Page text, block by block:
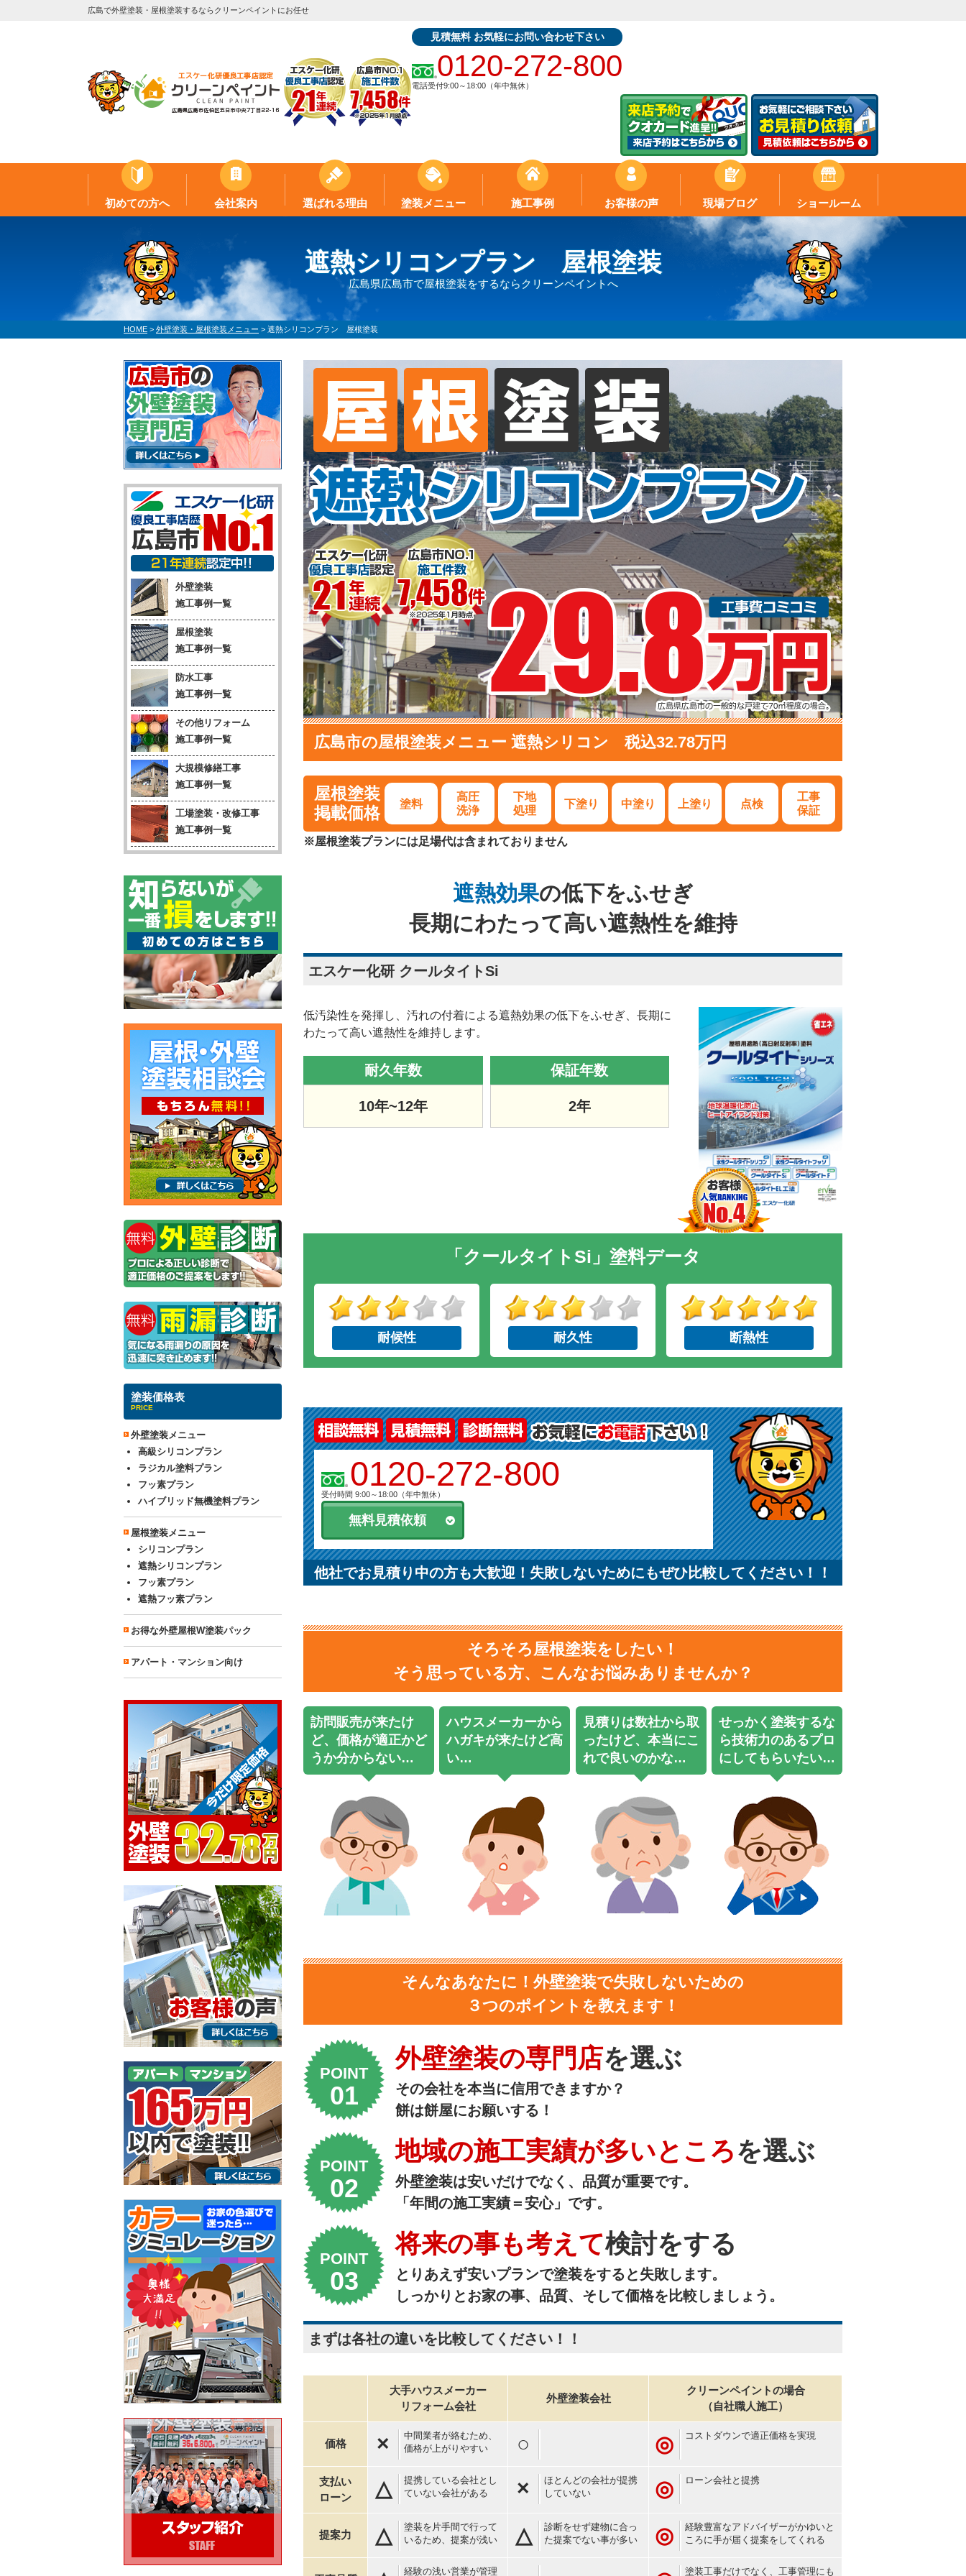
広島で外壁塗装・屋根塗装するならクリーンペイントにお任せ
見積無料 お気軽にお問い合わせ下さい
0120-272-800
電話受付9:00～18:00（年中無休）
初めての方へ 会社案内 選ばれる理由 塗装メニュー 施工事例 お客様の声 現場ブログ ショールーム
遮熱シリコンプラン 屋根塗装
広島県広島市で屋根塗装をするならクリーンペイントへ
HOME > 外壁塗装・屋根塗装メニュー > 遮熱シリコンプラン 屋根塗装
広島市の屋根塗装メニュー 遮熱シリコン 税込32.78万円
屋根塗装
掲載価格
塗料
高圧
洗浄
下地
処理
下塗り 中塗り 上塗り 点検
工事
保証
※屋根塗装プランには足場代は含まれておりません
遮熱効果の低下をふせぎ
長期にわたって高い遮熱性を維持
エスケー化研 クールタイトSi
低汚染性を発揮し、汚れの付着による遮熱効果の低下をふせぎ、長期に
わたって高い遮熱性を維持します。
耐久年数
10年~12年
保証年数
2年
「クールタイトSi」塗料データ
耐候性 耐久性 断熱性
0120-272-800
受付時間 9:00～18:00（年中無休）
無料見積依頼
他社でお見積り中の方も大歓迎！失敗しないためにもぜひ比較してください！！
そろそろ屋根塗装をしたい！
そう思っている方、 こんなお悩みありませんか？
訪問販売が来たけ
ど、価格が適正かど
うか分からない…
ハウスメーカーから
ハガキが来たけど高
い…
見積りは数社から取
ったけど、本当にこ
れで良いのかな…
せっかく塗装するな
ら技術力のあるプロ
にしてもらいたい…
そんなあなたに！外壁塗装で失敗しないための
３つのポイントを教えます！
POINT
外壁塗装の専門店を選ぶ
その会社を本当に信用できますか？
餅は餅屋にお願いする！
POINT
地域の施工実績が多いところを選ぶ
外壁塗装は安いだけでなく、品質が重要です。
「年間の施工実績＝安心」です。
POINT
将来の事も考えて検討をする
とりあえず安いプランで塗装をすると失敗します。
しっかりとお家の事、品質、そして価格を比較しましょう。
まずは各社の違いを比較してください！！
大手ハウスメーカー
リフォーム会社
外壁塗装会社
クリーンペイントの場合
（自社職人施工）
価格 ×
中間業者が絡むため、
価格が上がりやすい
○ ◎ コストダウンで適正価格を実現
支払い
ローン
△
提携している会社とし
ていない会社がある
×
ほとんどの会社が提携
していない
◎ ローン会社と提携
提案力 △
塗装を片手間で行って
いるため、提案が浅い
△
診断をせず建物に合っ
た提案でない事が多い
◎
経験豊富なアドバイザーがかゆいと
ころに手が届く提案をしてくれる
経験の浅い営業が管理 塗装工事だけでなく、工事管理にも
外壁塗装
施工事例一覧
屋根塗装
施工事例一覧
防水工事
施工事例一覧
その他リフォーム
施工事例一覧
大規模修繕工事
施工事例一覧
工場塗装・改修工事
施工事例一覧
塗装価格表
PRICE
外壁塗装メニュー
高級シリコンプラン
ラジカル塗料プラン
フッ素プラン
ハイブリッド無機塗料プラン
屋根塗装メニュー
シリコンプラン
遮熱シリコンプラン
フッ素プラン
遮熱フッ素プラン
お得な外壁屋根W塗装パック
アパート・マンション向け